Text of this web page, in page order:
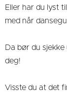
Eller har du lyst
med når
Da bør du sjekke
deg!
Visste du at det